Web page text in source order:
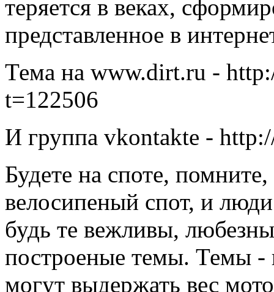
теряется в веках,
представленное в
Тема на www.dirt.ru -
t=122506
И группа vkontakte -
Будете на споте,
велосипеный спот, и
будь те вежливы,
построеные темы. Темы -
могут выдержать вес